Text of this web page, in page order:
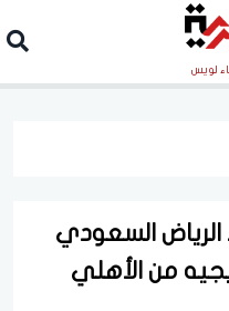
لويس
دولار.. الرياض السعودي
من الأهلي